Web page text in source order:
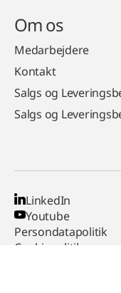
Om os
Medarbejdere
Kontakt
Salgs og
Salgs og
LinkedIn
Youtube
Persondatapolitik
Cookiepolitik